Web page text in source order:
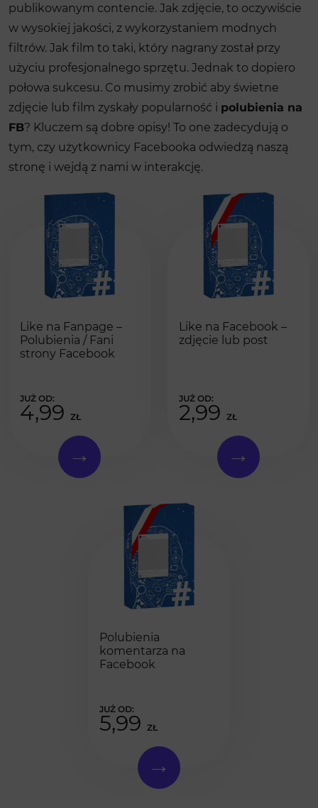
publikowanym contencie. Jak zdjęcie, to oczywiście
w wysokiej jakości, z wykorzystaniem modnych
filtrów. Jak film to taki, który nagrany został przy
użyciu profesjonalnego sprzętu. Jednak to dopiero
połowa sukcesu. Co musimy zrobić aby świetne
zdjęcie lub film zyskały popularność i polubienia na
FB? Kluczem są dobre opisy! To one zadecydują o
tym, czy użytkownicy Facebooka odwiedzą naszą
stronę i wejdą z nami w interakcję.
Like na Fanpage –
Polubienia / Fani
strony Facebook
4,99 ZŁ
Like na Facebook –
zdjęcie lub post
2,99 ZŁ
Polubienia
komentarza na
Facebook
5,99 ZŁ